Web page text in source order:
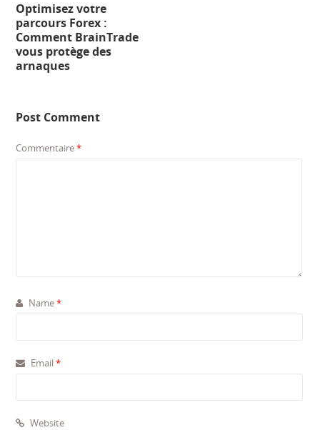
Optimisez votre
parcours Forex :
Comment BrainTrade
vous protège des
arnaques
Post Comment
Commentaire*
Name*
Email*
Website